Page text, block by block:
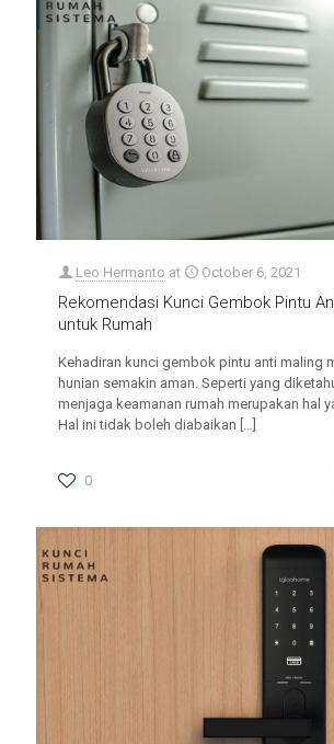
Leo Hermanto at October 6, 2021
Rekomendasi Kunci Gembok Pintu
untuk Rumah
Kehadiran kunci gembok pintu anti maling
hunian semakin aman. Seperti yang
menjaga keamanan rumah merupakan hal
Hal ini tidak boleh diabaikan […]
0